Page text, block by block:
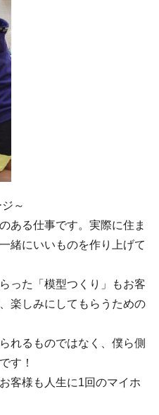
～
ある仕事です。実際に住ま
緒にいいものを作り上げて
った「模型つくり」もお客
楽しみにしてもらうための
れるものではなく、僕ら側
す！
客様も人生に1回のマイホ